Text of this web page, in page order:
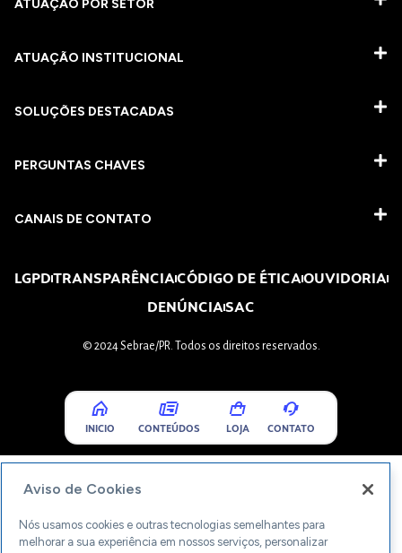
ATUAÇÃO POR SETOR
ATUAÇÃO INSTITUCIONAL
SOLUÇÕES DESTACADAS
PERGUNTAS CHAVES​
CANAIS DE CONTATO
LGPDTRANSPARÊNCIACÓDIGO DE ÉTICAOUVIDORIA
DENÚNCIASAC
© 2024 Sebrae/PR. Todos os direitos reservados.
INICIO CONTEÚDOS LOJA CONTATO
Aviso de Cookies
Nós usamos cookies e outras tecnologias semelhantes para
melhorar a sua experiência em nossos serviços, personalizar